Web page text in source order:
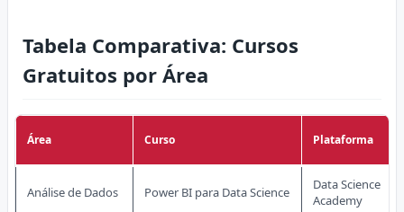
Tabela Comparativa: Cursos
Gratuitos por Área
Área Curso Plataforma
Análise de Dados Power BI para Data Science
Data Science
Academy